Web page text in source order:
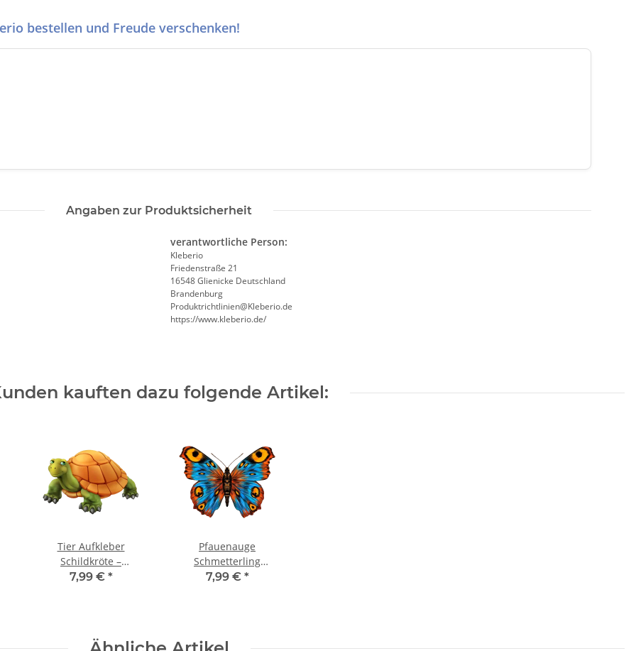
bestellen und Freude verschenken!
Angaben zur Produktsicherheit
verantwortliche Person:
Kleberio
Friedenstraße 21
16548 Glienicke Deutschland
Brandenburg
Produktrichtlinien@Kleberio.de
https://www.kleberio.de/
kauften dazu folgende Artikel:
Tier Aufkleber
Schildkröte –
wetterfester Sticker mit
7,99 € *
Pfauenauge
Schmetterling
Aufkleber – bunter
7,99 € *